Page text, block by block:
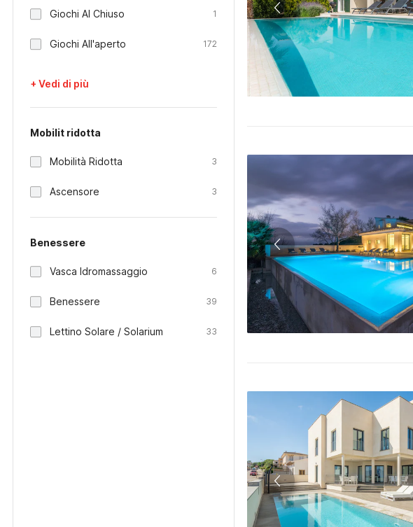
Giochi Al Chiuso 1
Giochi All'aperto 172
+ Vedi di più
Mobilit ridotta
Mobilità Ridotta 3
Ascensore 3
Benessere
Vasca Idromassaggio 6
Benessere 39
Lettino Solare / Solarium 33